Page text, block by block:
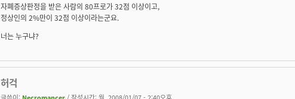
자폐증상판정을 받은 사람의 80프로가 32점 이상이고,
정상인의 2%만이 32점 이상이라는군요.
너는 누구냐?
허걱